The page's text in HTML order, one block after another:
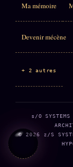
Ma mémoire
Devenir mécène
+ 2 autres
s/O
© 2026 z/S